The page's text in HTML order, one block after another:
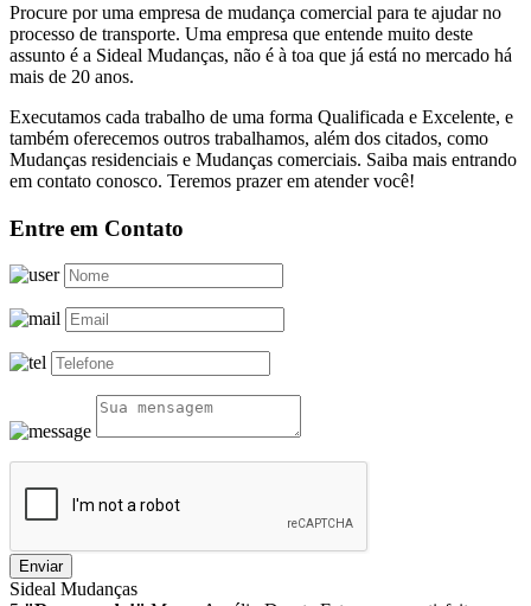
Procure por uma empresa de mudança comercial para te ajudar no
processo de transporte. Uma empresa que entende muito deste
assunto é a Sideal Mudanças, não é à toa que já está no mercado há
mais de 20 anos.
Executamos cada trabalho de uma forma Qualificada e Excelente, e
também oferecemos outros trabalhamos, além dos citados, como
Mudanças residenciais e Mudanças comerciais. Saiba mais entrando
em contato conosco. Teremos prazer em atender você!
Entre em Contato
Enviar
Sideal Mudanças